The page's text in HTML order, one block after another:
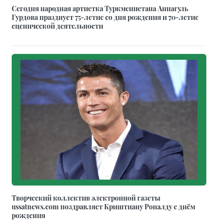
Сегодня народная артистка Туркменистана Аннагуль
Гурдова празднует 75-летие со дня рождения и 70-летие
сценической деятельности
Творческий коллектив электронной газеты
ussatnews.com поздравляет Криштиану Роналду с днём
рождения